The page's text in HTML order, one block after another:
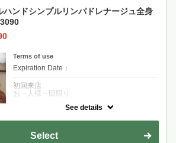
ハンドシンプルリンパドレナージュ全身
Terms of use
Expiration Date：
初回来店
お一人様一回限り
独自の手法、ナチュールのリンパマッサージ
を堪能できる、マッサージ好きの方にお勧め
です。比較的、予約が取れやすいコースで
See details
Select